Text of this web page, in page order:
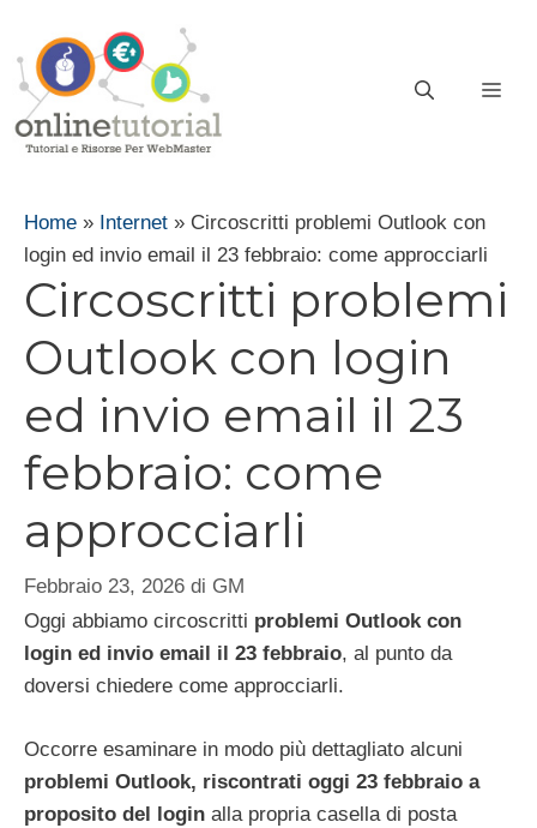
contenuto
Home » Internet » Circoscritti problemi Outlook con
login ed invio email il 23 febbraio: come approcciarli
Circoscritti problemi
Outlook con login
ed invio email il 23
febbraio: come
approcciarli
Febbraio 23, 2026 di GM
Oggi abbiamo circoscritti problemi Outlook con
login ed invio email il 23 febbraio, al punto da
doversi chiedere come approcciarli.
Occorre esaminare in modo più dettagliato alcuni
problemi Outlook, riscontrati oggi 23 febbraio a
proposito del login alla propria casella di posta